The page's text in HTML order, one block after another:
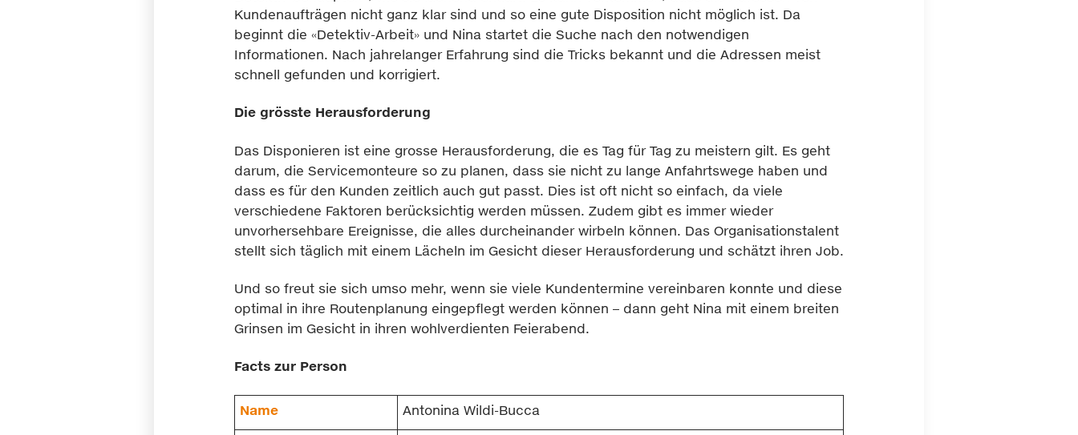
Kundenaufträgen nicht ganz klar sind und so eine gute Disposition nicht möglich ist. Da
beginnt die «Detektiv-Arbeit» und Nina startet die Suche nach den notwendigen
Informationen. Nach jahrelanger Erfahrung sind die Tricks bekannt und die Adressen meist
schnell gefunden und korrigiert.
Die grösste Herausforderung
Das Disponieren ist eine grosse Herausforderung, die es Tag für Tag zu meistern gilt. Es geht
darum, die Servicemonteure so zu planen, dass sie nicht zu lange Anfahrtswege haben und
dass es für den Kunden zeitlich auch gut passt. Dies ist oft nicht so einfach, da viele
verschiedene Faktoren berücksichtig werden müssen. Zudem gibt es immer wieder
unvorhersehbare Ereignisse, die alles durcheinander wirbeln können. Das Organisationstalent
stellt sich täglich mit einem Lächeln im Gesicht dieser Herausforderung und schätzt ihren Job.
Und so freut sie sich umso mehr, wenn sie viele Kundentermine vereinbaren konnte und diese
optimal in ihre Routenplanung eingepflegt werden können – dann geht Nina mit einem breiten
Grinsen im Gesicht in ihren wohlverdienten Feierabend.
Facts zur Person
Name Antonina Wildi-Bucca